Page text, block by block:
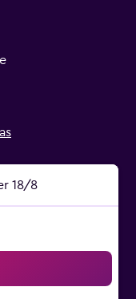
18/8